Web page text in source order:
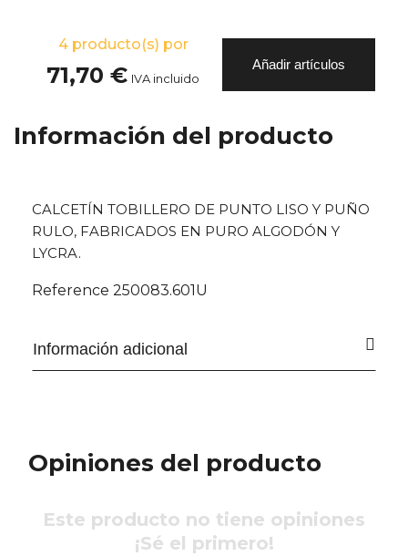
4producto(s) por
71,70 € IVA incluido
Añadir artículos
Información del producto
CALCETÍN TOBILLERO DE PUNTO LISO Y PUÑO
RULO, FABRICADOS EN PURO ALGODÓN Y
LYCRA.
Reference 250083.601U
Información adicional
Opiniones del producto
Este producto no tiene opiniones
¡Sé el primero!